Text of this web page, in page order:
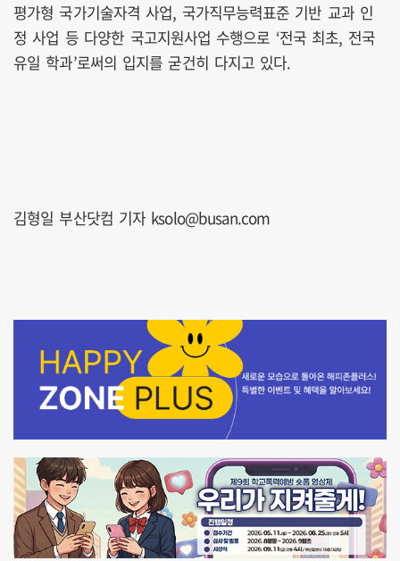
평가형 국가기술자격 사업, 국가직무능력표준 기반 교과 인
정 사업 등 다양한 국고지원사업 수행으로 ‘전국 최초, 전국
유일 학과’로써의 입지를 굳건히 다지고 있다.
김형일 부산닷컴 기자 ksolo@busan.com